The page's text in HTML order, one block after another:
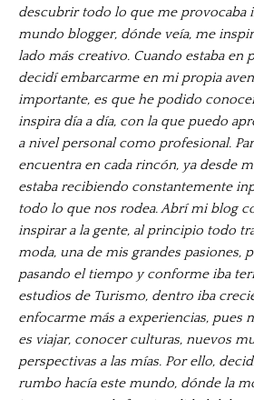
descubrir todo lo que me provocaba
mundo blogger, dónde veía, me
lado más creativo. Cuando estaba en
decidí embarcarme en mi propia
importante, es que he podido
inspira día a día, con la que puedo
a nivel personal como profesional.
encuentra en cada rincón, ya desde
estaba recibiendo constantemente
todo lo que nos rodea. Abrí mi blog
inspirar a la gente, al principio todo
moda, una de mis grandes pasiones,
pasando el tiempo y conforme iba
estudios de Turismo, dentro iba
enfocarme más a experiencias, pues
es viajar, conocer culturas, nuevos
perspectivas a las mías. Por ello,
rumbo hacía este mundo, dónde la